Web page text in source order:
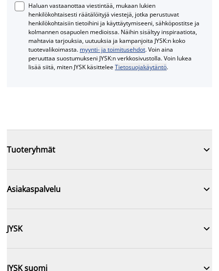
Haluan vastaanottaa viestintää, mukaan lukien
henkilökohtaisesti räätälöityjä viestejä, jotka perustuvat
henkilökohtaisiin tietoihini ja käyttäytymiseeni, sähköpostitse ja
kolmannen osapuolen medioissa. Näihin sisältyy inspiraatiota,
mahtavia tarjouksia, uutuuksia ja kampanjoita JYSK:n koko
tuotevalikoimasta. myynti- ja toimitusehdot. Voin aina
peruuttaa suostumukseni JYSK:n verkkosivustolla. Voin lukea
lisää siitä, miten JYSK käsitteleeTietosuojakäytäntö.
Tuoteryhmät 
Asiakaspalvelu 
JYSK 
JYSK suomi 